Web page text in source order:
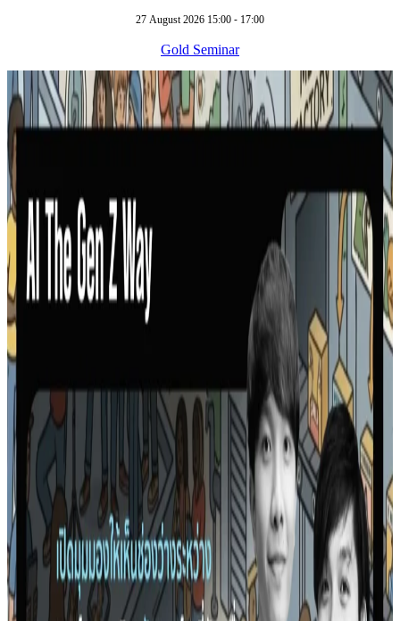
27 August 2026 15:00 - 17:00
Gold Seminar